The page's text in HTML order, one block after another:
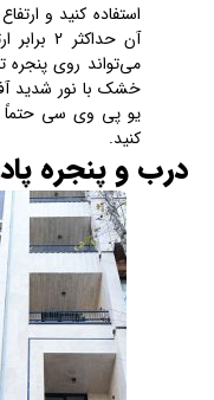
استفاده کنید و
آن
می‌تواند روی پنجره
خشک با نور شدید
یو پی وی سی حتماً
کنید.
درب و پنجره